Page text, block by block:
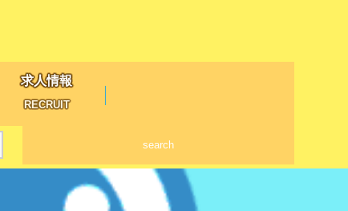
求人情報
RECRUIT
search